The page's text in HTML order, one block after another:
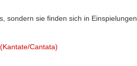
sondern sie finden sich in Einspielungen,
Cantata)